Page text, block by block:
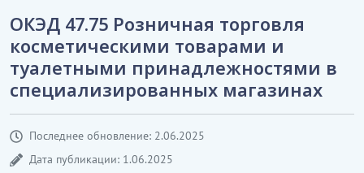
ОКЭД 47.75 Розничная торговля
косметическими товарами и
туалетными принадлежностями в
специализированных магазинах
Последнее обновление: 2.06.2025
Дата публикации: 1.06.2025